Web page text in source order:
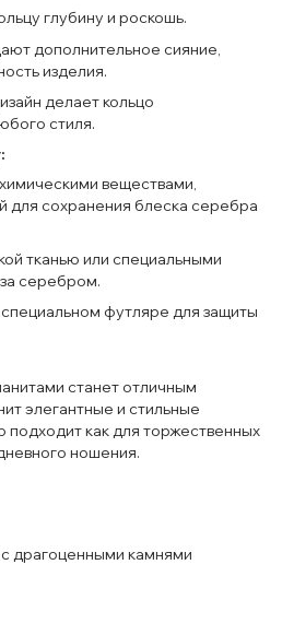
глубину и роскошь.
дополнительное сияние,
изделия.
делает кольцо
стиля.
веществами,
сохранения блеска серебра
тканью или специальными
серебром.
футляре для защиты
станет отличным
элегантные и стильные
как для торжественных
ношения.
драгоценными камнями